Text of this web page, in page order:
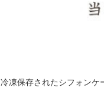
冷凍保存されたシフォンケ